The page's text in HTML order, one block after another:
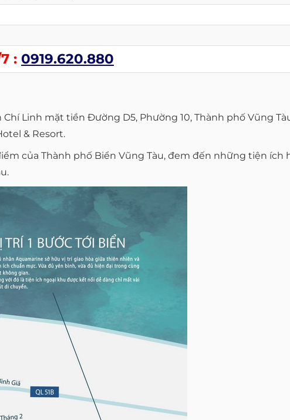
: 0919.620.880
Linh mặt tiền Đường D5, Phường 10, Thành phố Vũng
& Resort.
của Thành phố Biển Vũng Tàu, đem đến những tiện ích